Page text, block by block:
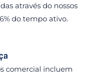
através do nossos
do tempo ativo.
comercial incluem